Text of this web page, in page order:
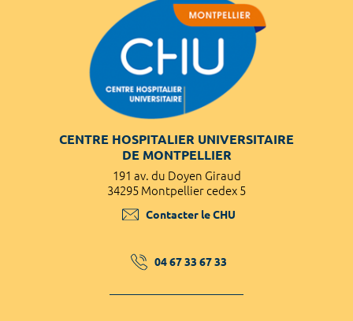
CENTRE HOSPITALIER UNIVERSITAIRE
DE MONTPELLIER
191 av. du Doyen Giraud
34295 Montpellier cedex 5
Contacter le CHU
04 67 33 67 33